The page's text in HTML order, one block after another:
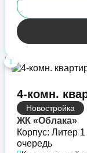
4-комн.
Новостройка
ЖК «Облака»
Корпус: Литер
очередь